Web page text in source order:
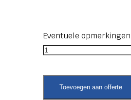
Eventuele
Aluminium
platstaf
T6
30
Toevoegen aan offerte